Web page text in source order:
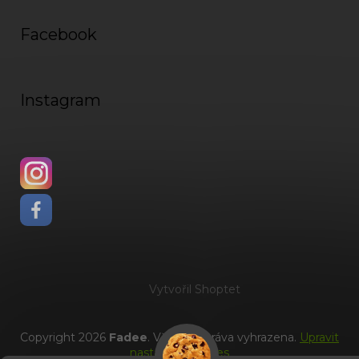
Facebook
Instagram
Vytvořil Shoptet
Copyright 2026 Fadee. Všechna práva vyhrazena. Upravit
nastavení cookies